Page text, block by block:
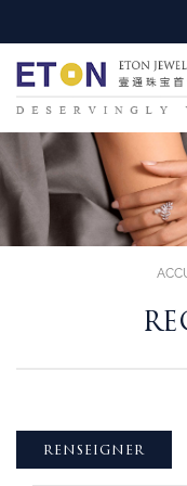
RENSEIGNER